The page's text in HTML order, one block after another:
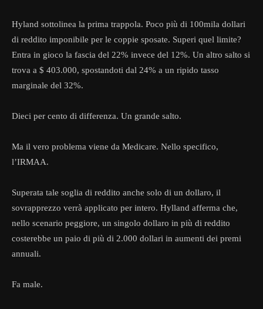
Hyland sottolinea la prima trappola. Poco più di 100mila dollari
di reddito imponibile per le coppie sposate. Superi quel limite?
Entra in gioco la fascia del 22% invece del 12%. Un altro salto si
trova a $ 403.000, spostandoti dal 24% a un ripido tasso
marginale del 32%.
Dieci per cento di differenza. Un grande salto.
Ma il vero problema viene da Medicare. Nello specifico,
l’IRMAA.
Superata tale soglia di reddito anche solo di un dollaro, il
sovrapprezzo verrà applicato per intero. Hylland afferma che,
nello scenario peggiore, un singolo dollaro in più di reddito
costerebbe un paio di più di 2.000 dollari in aumenti dei premi
annuali.
Fa male.